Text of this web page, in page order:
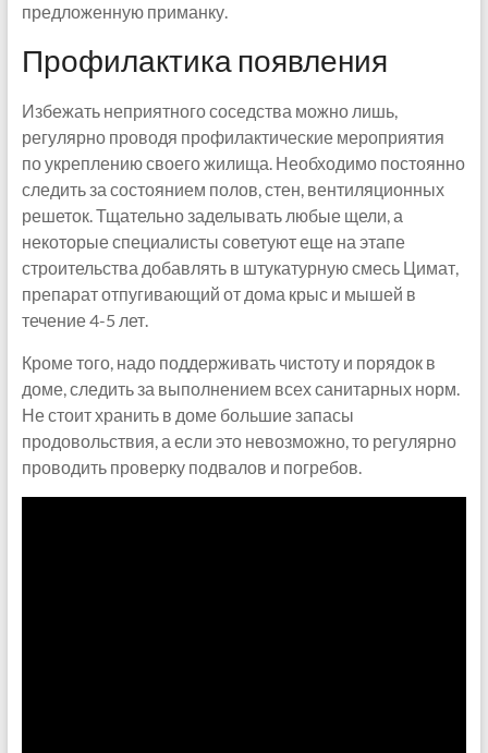
предложенную приманку.
Профилактика появления
Избежать неприятного соседства можно лишь,
регулярно проводя профилактические мероприятия
по укреплению своего жилища. Необходимо постоянно
следить за состоянием полов, стен, вентиляционных
решеток. Тщательно заделывать любые щели, а
некоторые специалисты советуют еще на этапе
строительства добавлять в штукатурную смесь Цимат,
препарат отпугивающий от дома крыс и мышей в
течение 4-5 лет.
Кроме того, надо поддерживать чистоту и порядок в
доме, следить за выполнением всех санитарных норм.
Не стоит хранить в доме большие запасы
продовольствия, а если это невозможно, то регулярно
проводить проверку подвалов и погребов.